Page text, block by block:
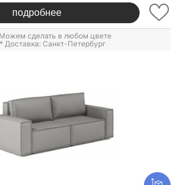
подробнее
сделать в любом цвете
* Доставка: Санкт-Петербург